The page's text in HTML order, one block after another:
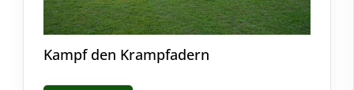
Kampf den Krampfadern